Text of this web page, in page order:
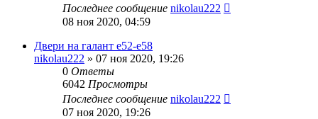
Последнее сообщение nikolau222
08 ноя 2020, 04:59
Двери на галант е52-е58
nikolau222 » 07 ноя 2020, 19:26
0 Ответы
6042 Просмотры
Последнее сообщение nikolau222
07 ноя 2020, 19:26